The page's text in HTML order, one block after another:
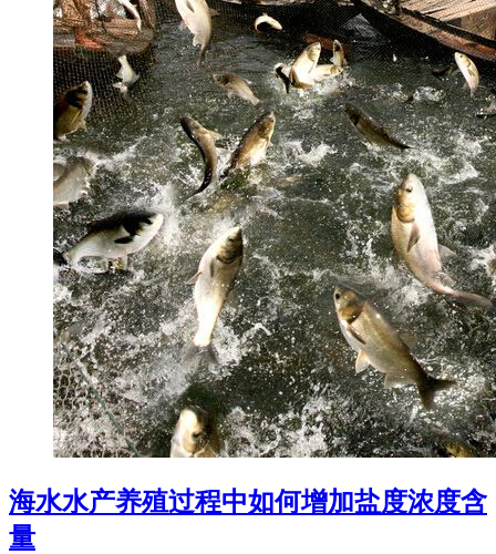
海水水产养殖过程中如何增加盐度浓度含
量